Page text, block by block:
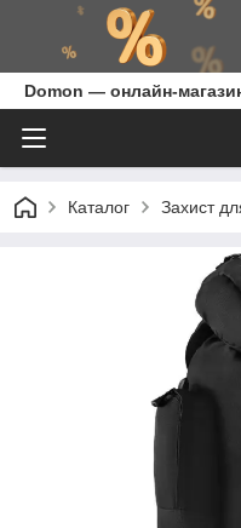
Domon — онлайн-
Каталог Захист